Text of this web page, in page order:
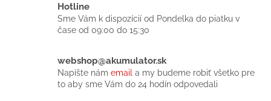
Hotline
Sme Vám k dispozícií od Pondelka do piatku v
čase od 09:00 do 15:30
webshop@akumulator.sk
Napíšte nám email a my budeme robiť všetko pre
to aby sme Vám do 24 hodín odpovedali